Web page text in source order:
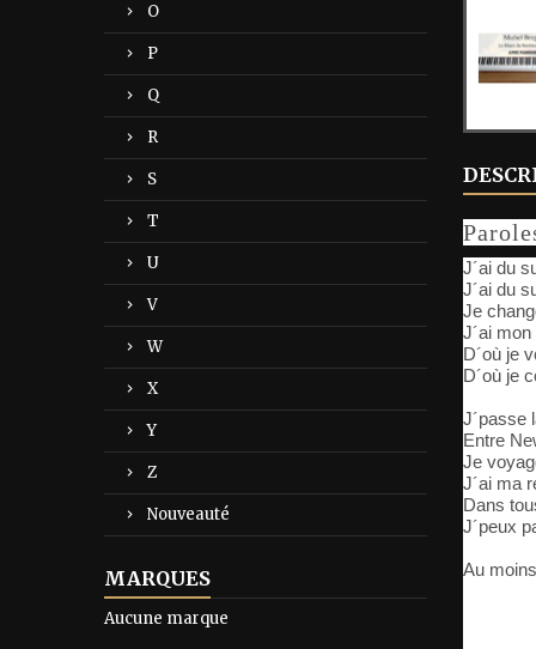
O
P
Q
R
S
T
U
V
W
X
Y
Z
Nouveauté
MARQUES
Aucune marque
J´ai du
J´ai du
Je
J´ai
D´où je
D´où je
J´passe
Entre
Je
J´ai ma
Dans
J´peux
Au